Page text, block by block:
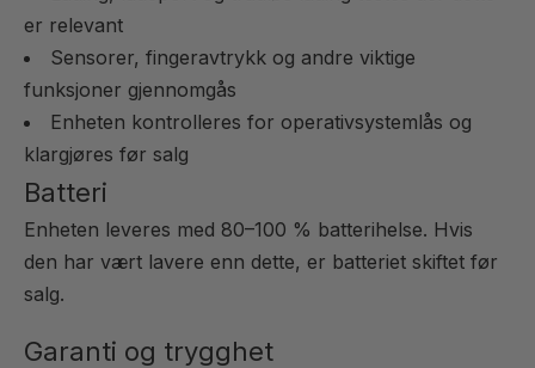
er relevant
Sensorer, fingeravtrykk og andre viktige
funksjoner gjennomgås
Enheten kontrolleres for operativsystemlås og
klargjøres før salg
Batteri
Enheten leveres med 80–100 % batterihelse. Hvis
den har vært lavere enn dette, er batteriet skiftet før
salg.
Garanti og trygghet